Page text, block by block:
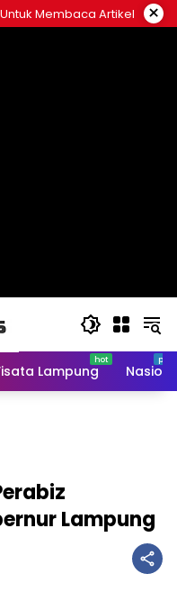
Membaca Artikel ×
Lampung
Lampung